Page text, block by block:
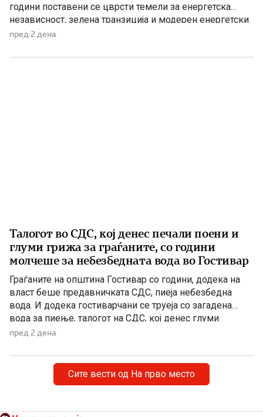
години поставени се цврсти темели за енергетска
независност, зелена транзиција и модерен енергетски
систем кој ќе обезбеди сигурност, нови инвестиции и
има нов Закон за енергетика, усогласен со европските
пред 2 дена
Талогот во СДС, кој денес печали поени и
глуми грижа за граѓаните, со години
молчеше за небезбедната вода во Гостивар
Граѓаните на општина Гостивар со години, додека на
власт беше предавничката СДС, пиеја небезбедна
вода. И додека гостиварчани се труеја со загадена
вода за пиење, талогот на СДС, кој денес глуми
загриженост, само за да ќари некој беден политички
анализи, во повеќе наврати во гостиварскиот
водовод, утврдија небезбедна […]
пред 2 дена
Сите вести од На прво место